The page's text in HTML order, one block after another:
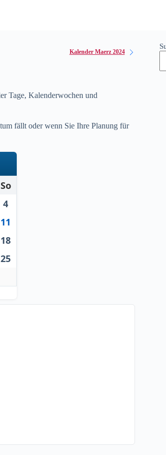
Kalender Maerz 2024
Tage, Kalenderwochen und
fällt oder wenn Sie Ihre Planung für
So
4
11
18
25